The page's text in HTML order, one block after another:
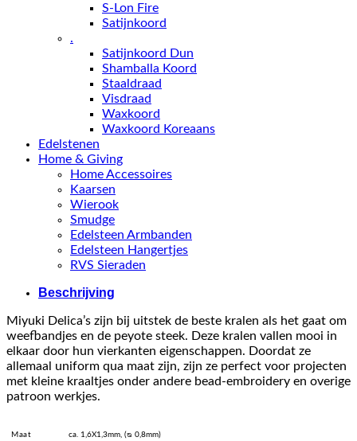
S-Lon Fire
Satijnkoord
.
Satijnkoord Dun
Shamballa Koord
Staaldraad
Visdraad
Waxkoord
Waxkoord Koreaans
Edelstenen
Home & Giving
Home Accessoires
Kaarsen
Wierook
Smudge
Edelsteen Armbanden
Edelsteen Hangertjes
RVS Sieraden
Beschrijving
Miyuki Delica’s zijn bij uitstek de beste kralen als het gaat om
weefbandjes en de peyote steek. Deze kralen vallen mooi in
elkaar door hun vierkanten eigenschappen. Doordat ze
allemaal uniform qua maat zijn, zijn ze perfect voor projecten
met kleine kraaltjes onder andere bead-embroidery en overige
patroon werkjes.
Maat ca. 1,6X1,3mm, (ᴓ 0,8mm)